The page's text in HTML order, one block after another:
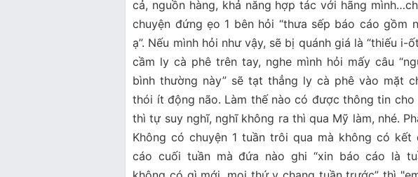
cả, nguồn hàng, khả năng hợp tác với hãng
chuyện đứng ẹo 1 bên hỏi “thưa sếp báo cáo gồm
ạ”. Nếu mình hỏi như vậy, sẽ bị quánh giá là “thiếu i-
cầm ly cà phê trên tay, nghe mình hỏi mấy câu
bình thường này” sẽ tạt thẳng ly cà phê vào mặt
thói ít động não. Làm thế nào có được thông tin
thì tự suy nghĩ, nghĩ không ra thì qua Mỹ làm, nhé.
Không có chuyện 1 tuần trôi qua mà không có kết
cáo cuối tuần mà đứa nào ghi “xin báo cáo là